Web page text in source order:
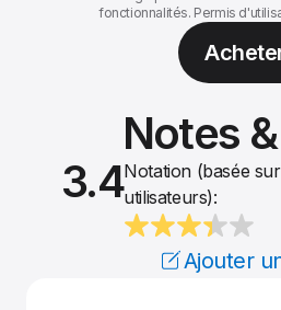
fonctionnalités. Permis
Notes
3.4Notation (basée
utilisateurs):
Ajouter